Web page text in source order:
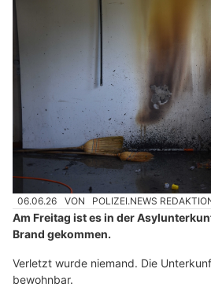
06.06.26 VON POLIZEI.NEWS
Am Freitag ist es in der
Brand gekommen.
Verletzt wurde niemand. Die
bewohnbar.